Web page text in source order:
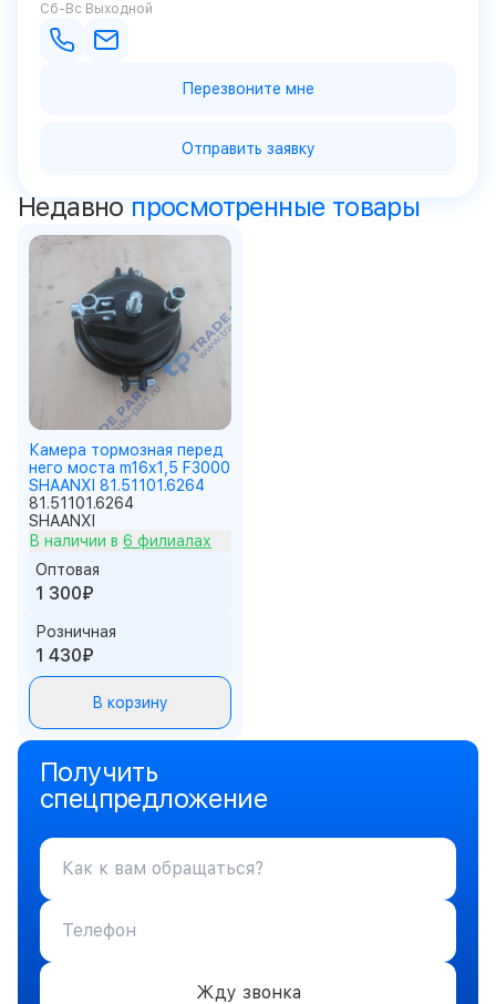
Сб-Вс Выходной
Перезвоните мне
Отправить заявку
Недавно просмотренные товары
Камера тормозная перед
него моста m16x1,5 F3000
SHAANXI 81.51101.6264
81.51101.6264
SHAANXI
В наличии в 6 филиалах
Оптовая
1 300₽
Розничная
1 430₽
В корзину
Получить
спецпредложение
Жду звонка